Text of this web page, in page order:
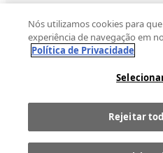
Paulo/SP, CEP 02029-001,
2013 Fast Shop - Todos
Nós utilizamos cookies para
experiência de navegação em
Política de Privacidade
Rejeitar